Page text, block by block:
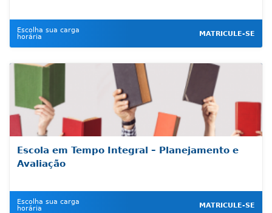
Escolha sua carga
horária
MATRICULE-SE
Escola em Tempo Integral – Planejamento e
Avaliação
Escolha sua carga
horária
MATRICULE-SE